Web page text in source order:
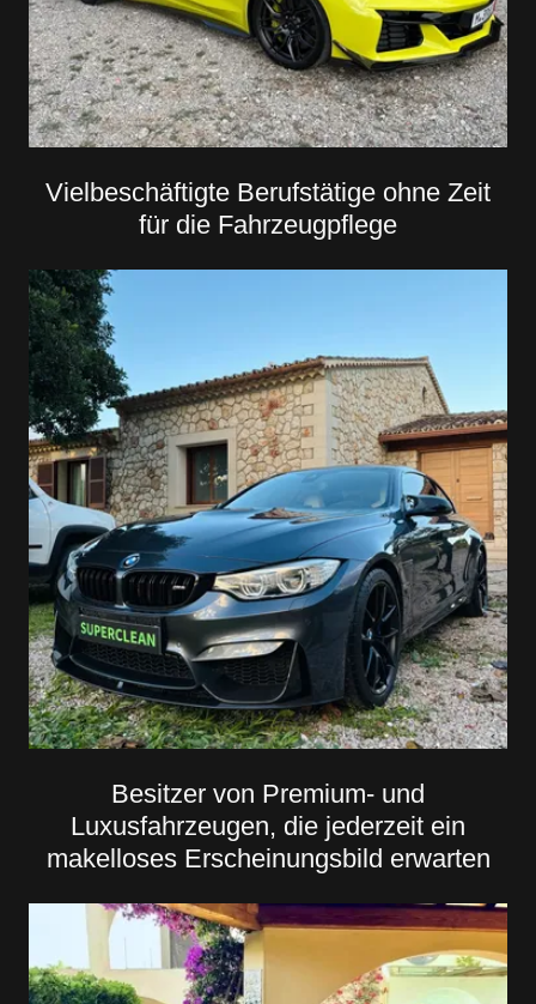
Vielbeschäftigte Berufstätige ohne Zeit
für die Fahrzeugpflege
Besitzer von Premium- und
Luxusfahrzeugen, die jederzeit ein
makelloses Erscheinungsbild erwarten